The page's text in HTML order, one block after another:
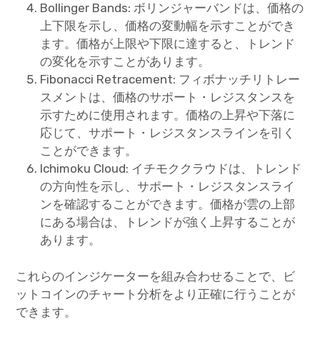
Bollinger Bands: ボリンジャーバンドは、価格の
上下限を示し、価格の変動幅を示すことができ
ます。価格が上限や下限に達すると、トレンド
の変化を示すことがあります。
Fibonacci Retracement: フィボナッチリトレー
スメントは、価格のサポート・レジスタンスを
示すために使用されます。価格の上昇や下落に
応じて、サポート・レジスタンスラインを引く
ことができます。
Ichimoku Cloud: イチモククラウドは、トレンド
の方向性を示し、サポート・レジスタンスライ
ンを確認することができます。価格が雲の上部
にある場合は、トレンドが強く上昇することが
あります。
これらのインジケーターを組み合わせることで、ビ
ットコインのチャート分析をより正確に行うことが
できます。